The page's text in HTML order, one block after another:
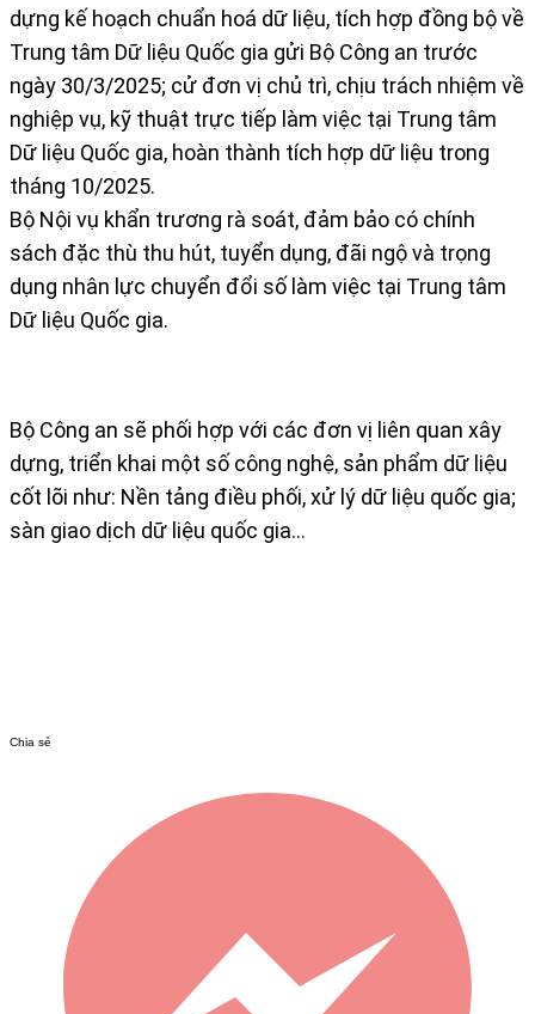
dựng kế hoạch chuẩn hoá dữ liệu, tích hợp đồng bộ về
Trung tâm Dữ liệu Quốc gia gửi Bộ Công an trước
ngày 30/3/2025; cử đơn vị chủ trì, chịu trách nhiệm về
nghiệp vụ, kỹ thuật trực tiếp làm việc tại Trung tâm
Dữ liệu Quốc gia, hoàn thành tích hợp dữ liệu trong
tháng 10/2025.
Bộ Nội vụ khẩn trương rà soát, đảm bảo có chính
sách đặc thù thu hút, tuyển dụng, đãi ngộ và trọng
dụng nhân lực chuyển đổi số làm việc tại Trung tâm
Dữ liệu Quốc gia.
Bộ Công an sẽ phối hợp với các đơn vị liên quan xây
dựng, triển khai một số công nghệ, sản phẩm dữ liệu
cốt lõi như: Nền tảng điều phối, xử lý dữ liệu quốc gia;
sàn giao dịch dữ liệu quốc gia...
Chia sẻ